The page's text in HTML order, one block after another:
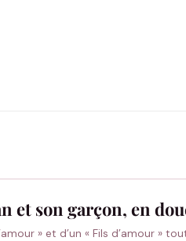
et son garçon, en
» et d’un « Fils d’amour »